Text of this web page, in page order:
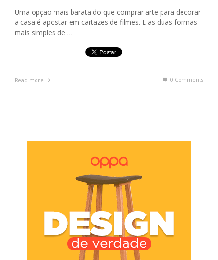
Uma opção mais barata do que comprar arte para decorar
a casa é apostar em cartazes de filmes. E as duas formas
mais simples de …
Read more 0 Comments